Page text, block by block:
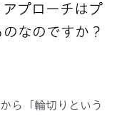
プローチはプ
なのですか？
ら「輪切りという